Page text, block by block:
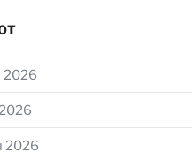
2026
2026